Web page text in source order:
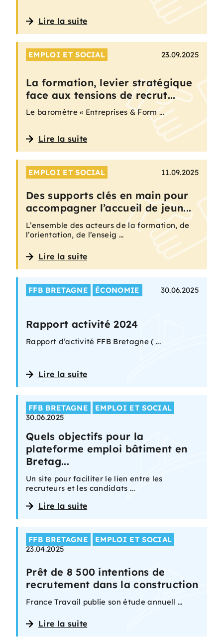
Lire la suite
EMPLOI ET SOCIAL 23.09.2025
La formation, levier stratégique
face aux tensions de recrut...
Le baromètre « Entreprises & Form ...
Lire la suite
EMPLOI ET SOCIAL 11.09.2025
Des supports clés en main pour
accompagner l’accueil de jeun...
L’ensemble des acteurs de la formation, de
l’orientation, de l’enseig ...
Lire la suite
FFB BRETAGNE ÉCONOMIE 30.06.2025
Rapport activité 2024
Rapport d’activité FFB Bretagne ( ...
Lire la suite
FFB BRETAGNE
EMPLOI ET SOCIAL
30.06.2025
Quels objectifs pour la
plateforme emploi bâtiment en
Bretag...
Un site pour faciliter le lien entre les
recruteurs et les candidats ...
Lire la suite
FFB BRETAGNE
EMPLOI ET SOCIAL
23.04.2025
Prêt de 8 500 intentions de
recrutement dans la construction
France Travail publie son étude annuell ...
Lire la suite